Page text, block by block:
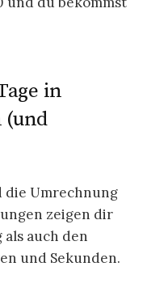
in
(und
Umrechnung
zeigen dir
auch den
und Sekunden.